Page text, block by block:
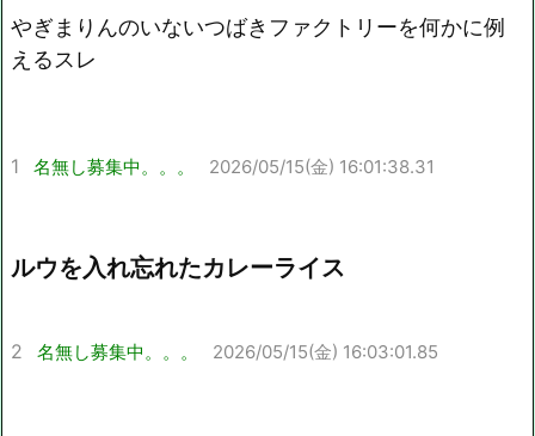
やぎまりんのいないつばきファクトリーを何かに例
えるスレ
1 名無し募集中。。。 2026/05/15(金) 16:01:38.31
ルウを入れ忘れたカレーライス
2 名無し募集中。。。 2026/05/15(金) 16:03:01.85